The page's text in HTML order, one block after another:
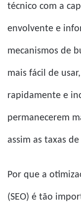
técnico com a
envolvente e
mecanismos de
mais fácil de
rapidamente e
permanecerem
assim as taxas
Por que a
(SEO) é tão